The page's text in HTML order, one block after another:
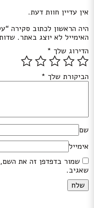
אין עדיין חוות דעת.
היה הראשון לכתוב סקירה
האימייל לא יוצג באתר.
הדירוג שלך *
הביקורת שלך *
שם
אימייל
שמור בדפדפן זה את
שאגיב.